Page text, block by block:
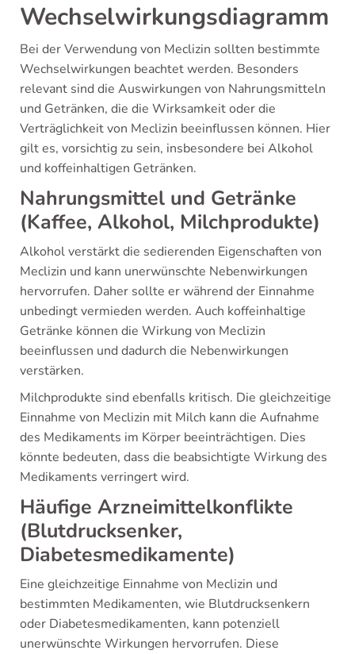
Wechselwirkungsdiagramm
Bei der Verwendung von Meclizin sollten bestimmte
Wechselwirkungen beachtet werden. Besonders
relevant sind die Auswirkungen von Nahrungsmitteln
und Getränken, die die Wirksamkeit oder die
Verträglichkeit von Meclizin beeinflussen können. Hier
gilt es, vorsichtig zu sein, insbesondere bei Alkohol
und koffeinhaltigen Getränken.
Nahrungsmittel und Getränke
(Kaffee, Alkohol, Milchprodukte)
Alkohol verstärkt die sedierenden Eigenschaften von
Meclizin und kann unerwünschte Nebenwirkungen
hervorrufen. Daher sollte er während der Einnahme
unbedingt vermieden werden. Auch koffeinhaltige
Getränke können die Wirkung von Meclizin
beeinflussen und dadurch die Nebenwirkungen
verstärken.
Milchprodukte sind ebenfalls kritisch. Die gleichzeitige
Einnahme von Meclizin mit Milch kann die Aufnahme
des Medikaments im Körper beeinträchtigen. Dies
könnte bedeuten, dass die beabsichtigte Wirkung des
Medikaments verringert wird.
Häufige Arzneimittelkonflikte
(Blutdrucksenker,
Diabetesmedikamente)
Eine gleichzeitige Einnahme von Meclizin und
bestimmten Medikamenten, wie Blutdrucksenkern
oder Diabetesmedikamenten, kann potenziell
unerwünschte Wirkungen hervorrufen. Diese